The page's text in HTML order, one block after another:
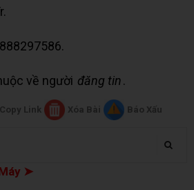
về người đăng tin.
Copy Link Xóa Bài Báo Xấu
➤